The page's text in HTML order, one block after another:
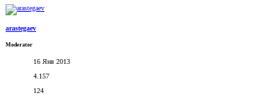
arastegaev
Moderator
16 Янв 2013
4.157
124